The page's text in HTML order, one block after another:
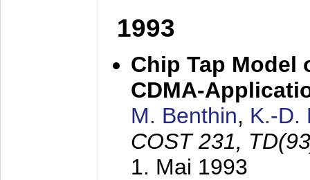
1993
Chip Tap Model
CDMA-
M. Benthin, K.-D.
COST 231,
1. Mai 1993